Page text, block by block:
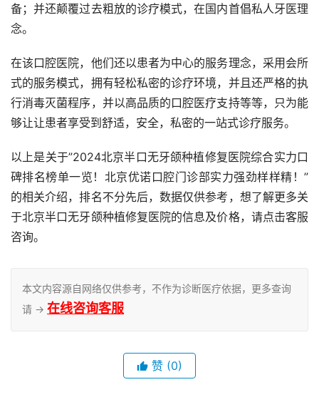
备；并还颠覆过去粗放的诊疗模式，在国内首倡私人牙医理
念。
在该口腔医院，他们还以患者为中心的服务理念，采用会所
式的服务模式，拥有轻松私密的诊疗环境，并且还严格的执
行消毒灭菌程序，并以高品质的口腔医疗支持等等，只为能
够让让患者享受到舒适，安全，私密的一站式诊疗服务。
以上是关于”2024北京半口无牙颌种植修复医院综合实力口
碑排名榜单一览！北京优诺口腔门诊部实力强劲样样精！”
的相关介绍，排名不分先后，数据仅供参考，想了解更多关
于北京半口无牙颌种植修复医院的信息及价格，请点击客服
咨询。
本文内容源自网络仅供参考，不作为诊断医疗依据，更多查询
请 → 在线咨询客服
赞 (0)